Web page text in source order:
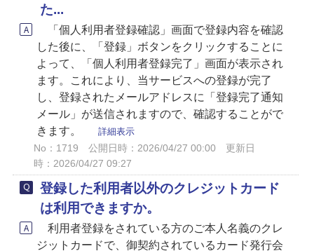
た...
「個人利用者登録確認」画面で登録内容を確認
した後に、「登録」ボタンをクリックすることに
よって、「個人利用者登録完了」画面が表示され
ます。これにより、当サービスへの登録が完了
し、登録されたメールアドレスに「登録完了通知
メール」が送信されますので、確認することがで
きます。
詳細表示
No：1719 公開日時：2026/04/27 00:00
更新日
時：2026/04/27 09:27
登録した利用者以外のクレジットカード
は利用できますか。
利用者登録をされている方のご本人名義のクレ
ジットカードで、御契約されているカード発行会